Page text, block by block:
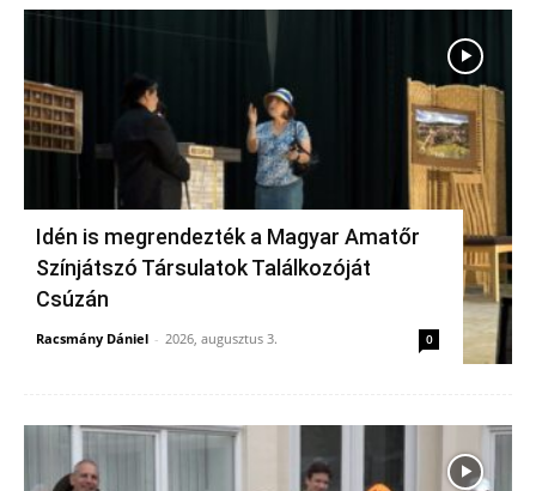
Idén is megrendezték a Magyar Amatőr
Színjátszó Társulatok Találkozóját
Csúzán
Racsmány Dániel - 2026, augusztus 3. 0